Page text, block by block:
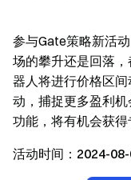
参与Gate策略新活
场的攀升还是回落
器人将进行价格区
动，捕捉更多盈利
功能，将有机会获得
活动时间：2024-